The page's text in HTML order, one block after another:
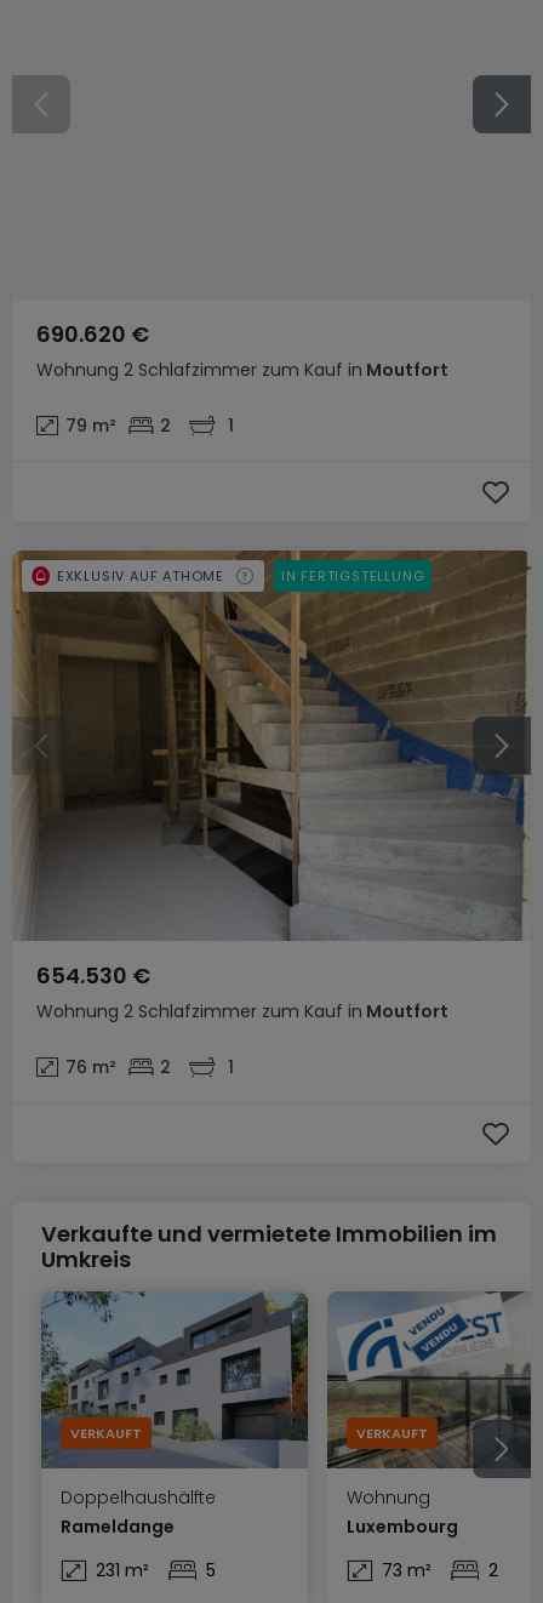
Wohnung 2 Schlafzimmer zum Kauf in Moutfort
690.620 €
79 m² 2 1
Wohnung 2 Schlafzimmer zum Kauf in Moutfort
654.530 €
76 m² 2 1
EXKLUSIV AUF ATHOME IN FERTIGSTELLUNG
Verkaufte und vermietete Immobilien im
Umkreis
VERKAUFT
Doppelhaushälfte
Rameldange
231 m²
5
VERKAUFT
Wohnung
Luxembourg
73 m²
2